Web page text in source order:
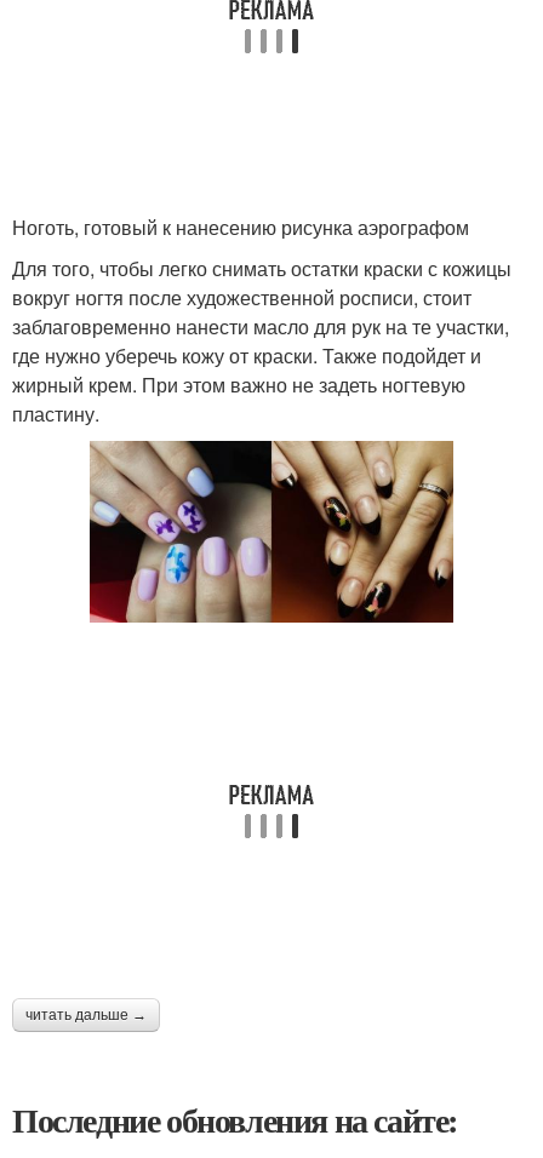
Ноготь, готовый к нанесению рисунка аэрографом
Для того, чтобы легко снимать остатки краски с кожицы
вокруг ногтя после художественной росписи, стоит
заблаговременно нанести масло для рук на те участки,
где нужно уберечь кожу от краски. Также подойдет и
жирный крем. При этом важно не задеть ногтевую
пластину.
читать дальше →
Последние обновления на сайте: